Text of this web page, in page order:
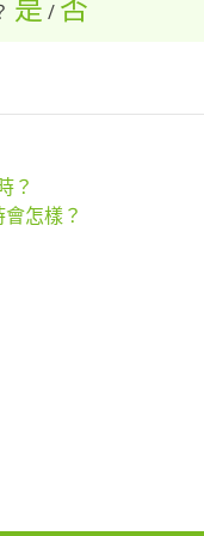
/
？
怎樣？